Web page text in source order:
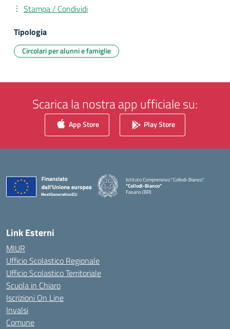
Stampa / Condividi
Tipologia
Circolari per alunni e famiglie
Scarica la nostra app ufficiale su:
App Store Play Store
Istituto Comprensivo "Collodi-Bianco"
"Collodi-Bianco"
Fasano (BR)
Link Esterni
MIUR
Ufficio Scolastico Regionale
Ufficio Scolastico Territoriale
Scuola in Chiaro
Iscrizioni On Line
Invalsi
Comune